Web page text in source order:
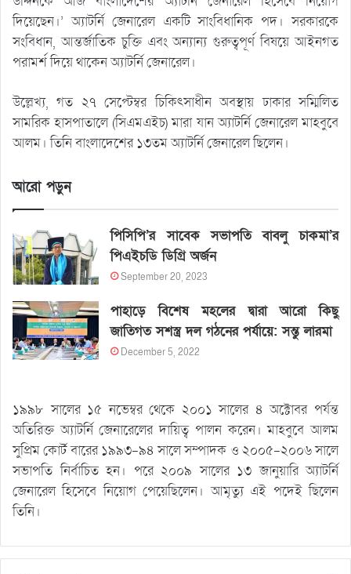
দিয়েছেন।’ অ্যাটর্নি জেনারেল একটি সাংবিধানিক পদ। সরকারকে
সংবিধান, আন্তর্জাতিক চুক্তি এবং অন্যান্য গুরুত্বপূর্ণ বিষয়ে আইনগত
পরামর্শ দিয়ে থাকেন অ্যাটর্নি জেনারেল।
উল্লেখ্য, গত ২৭ সেপ্টেম্বর চিকিৎসাধীন অবস্থায় ঢাকার সম্মিলিত
সামরিক হাসপাতালে (সিএমএইচ) মারা যান অ্যাটর্নি জেনারেল মাহবুবে
আলম। তিনি বাংলাদেশের ১৩তম অ্যাটর্নি জেনারেল ছিলেন।
আরো পড়ুন
পিসিপি’র সাবেক সভাপতি বাবলু চাকমা’র
পিএইচডি ডিগ্রি অর্জন
September 20, 2023
পাহাড়ে বিশেষ মহলের দ্বারা আরো কিছু
জাতিগত সশস্ত্র দল গঠনের পর্যায়ে: সন্তু লারমা
December 5, 2022
১৯৯৮ সালের ১৫ নভেম্বর থেকে ২০০১ সালের ৪ অক্টোবর পর্যন্ত
অতিরিক্ত অ্যাটর্নি জেনারেলের দায়িত্ব পালন করেন। মাহবুবে আলম
সুপ্রিম কোর্ট বারের ১৯৯৩-৯৪ সালে সম্পাদক ও ২০০৫-২০০৬ সালে
সভাপতি নির্বাচিত হন। পরে ২০০৯ সালের ১৩ জানুয়ারি অ্যাটর্নি
জেনারেল হিসেবে নিয়োগ পেয়েছিলেন। আমৃত্যু এই পদেই ছিলেন
তিনি।